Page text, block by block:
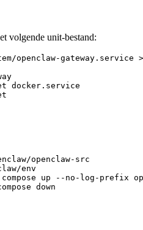
volgende unit-bestand:
openclaw-
docker.service
openclaw-src
env
up --no-log-prefix
down